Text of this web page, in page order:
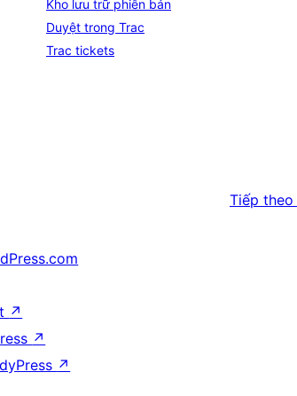
Kho lưu trữ phiên bản
Duyệt trong Trac
Trac tickets
Tiếp theo
↗
↗
↗